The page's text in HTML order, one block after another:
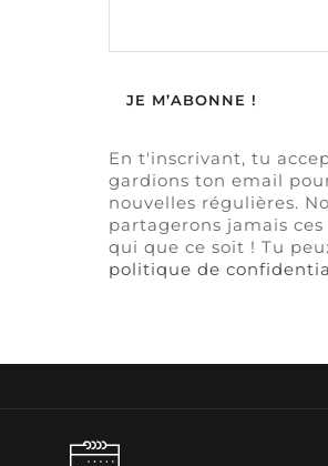
En t'inscrivant, tu
gardions ton email
nouvelles régulières.
partagerons jamais ces
qui que ce soit ! Tu
politique de